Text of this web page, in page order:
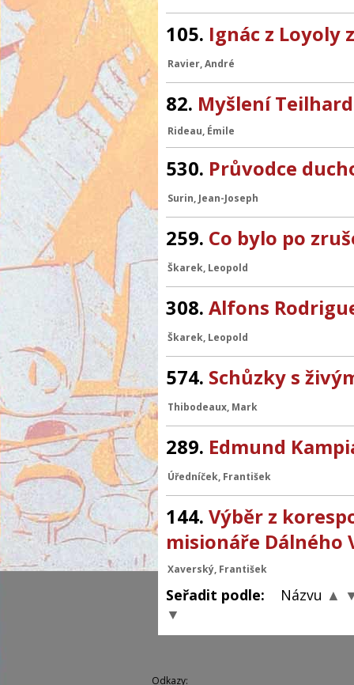
105. Ignác z Loyoly
Ravier, André
82. Myšlení
Rideau, Émile
530. Průvodce
Surin, Jean-Joseph
259. Co bylo po
Škarek, Leopold
308. Alfons
Škarek, Leopold
574. Schůzky s
Thibodeaux, Mark
289. Edmund
Úředníček, František
144. Výběr z
misionáře Dálného
Xaverský, František
Seřadit podle: Názvu ▲
▼
Odkazy: